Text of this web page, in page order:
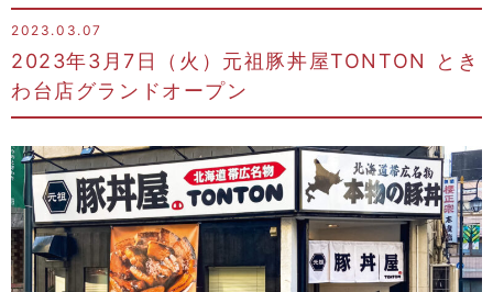
2023.03.07
2023年3月7日（火）元祖豚丼屋TONTON とき
わ台店グランドオープン